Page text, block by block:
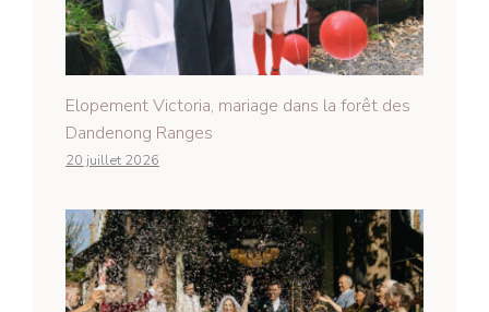
Elopement Victoria, mariage dans la forêt des
Dandenong Ranges
20 juillet 2026